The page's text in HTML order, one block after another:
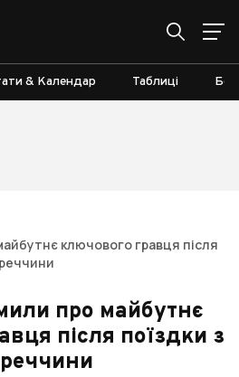
& Календар Таблиці
ключового гравця після
про майбутнє
після поїздки з